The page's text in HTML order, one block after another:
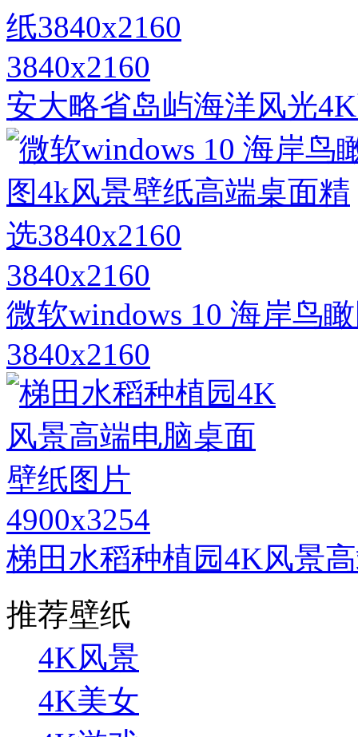
3840x2160
安大略省岛屿海洋风光
3840x2160
微软windows 10 海岸鸟
3840x2160
4900x3254
梯田水稻种植园4K风景
推荐壁纸
4K风景
4K美女